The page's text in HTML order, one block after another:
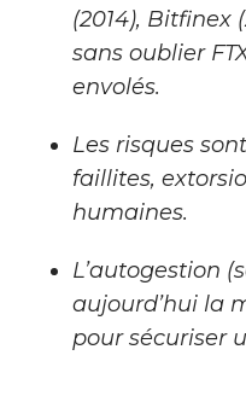
(2014), Bitfinex
sans oublier
envolés.
Les risques
faillites,
humaines.
L’autogestion
aujourd’hui la
pour sécuriser